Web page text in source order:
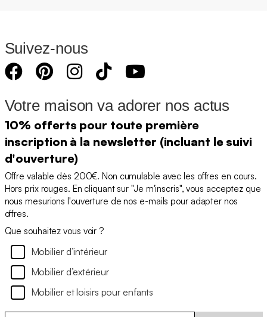
Suivez-nous
Votre maison va adorer nos actus
10% offerts pour toute première
inscription à la newsletter (incluant le suivi
d'ouverture)
Offre valable dès 200€. Non cumulable avec les offres en cours.
Hors prix rouges. En cliquant sur "Je m'inscris", vous acceptez que
nous mesurions l'ouverture de nos e-mails pour adapter nos
offres.
Que souhaitez vous voir ?
Mobilier d’intérieur
Mobilier d’extérieur
Mobilier et loisirs pour enfants